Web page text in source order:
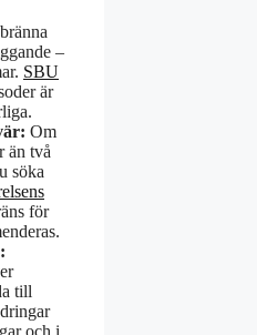
–
SBU
är
Om
än två
söka
för
till
och i